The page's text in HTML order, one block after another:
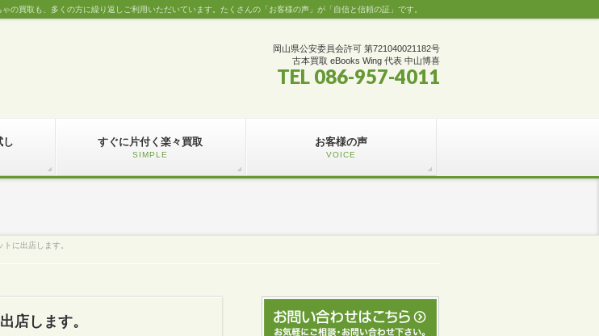
買取も、多くの方に繰り返しご利用いただいています。たくさんの「お客様の声」が「自信と信頼の証」です。
岡山県公安委員会許可 第721040021182号
古本買取 eBooks Wing 代表 中山博喜
TEL 086-957-4011
し すぐに片付く楽々買取
SIMPLE
お客様の声
VOICE
に出店します。
店します。